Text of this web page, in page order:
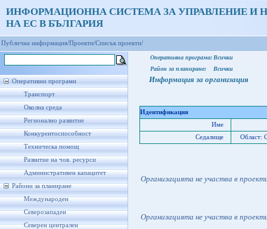
ИНФОРМАЦИОННА СИСТЕМА ЗА УПРАВЛЕНИЕ И
НА ЕС В БЪЛГАРИЯ
Публична информация/Проекти/Списък проекти/
Оперативни програми
Транспорт
Околна среда
Регионално развитие
Конкурентоспособност
Техническа помощ
Развитие на чов. ресурси
Административен капацитет
Райони за планиране
Международен
Северозападен
Северен централен
Оперативна програма: Всички
Район за планиране:
Всички
Информация за организация
Идентификация
Име
Седалище
Област:
Организацията не участва в
Организацията не участва в